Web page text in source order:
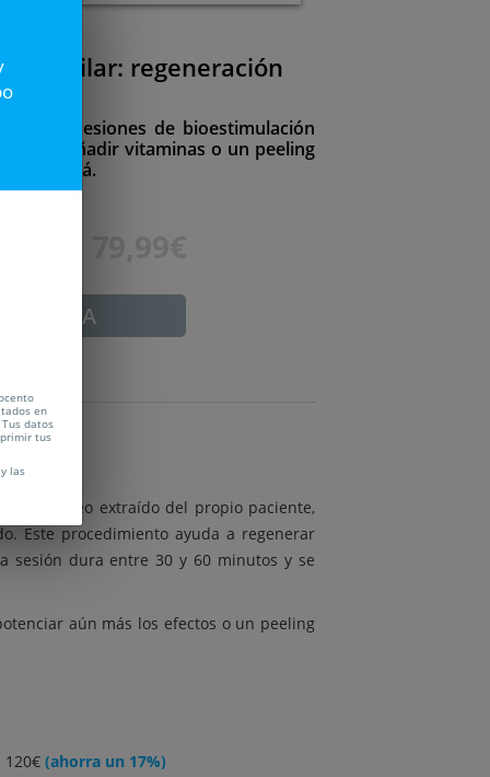
o capilar: regeneración
1 o 3 sesiones de bioestimulación
de añadir vitaminas o un peeling
más allá.
sanguíneo extraído del propio paciente,
Este procedimiento ayuda a regenerar
sesión dura entre 30 y 60 minutos y se
aún más los efectos o un peeling
120€ (ahorra un 17%)
en
datos
tus
las